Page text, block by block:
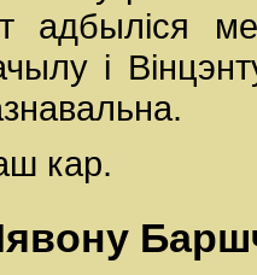
адбыліся
і
кар.